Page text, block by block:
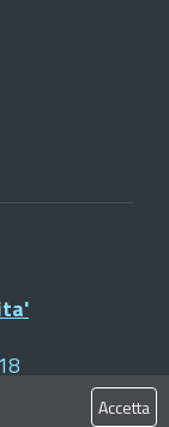
riservatiAccetta